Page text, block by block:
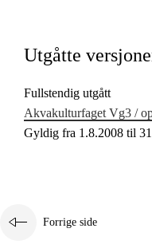
Utgåtte
Fullstendig utgått
Akvakulturfaget Vg3 /
Gyldig fra 1.8.2008 til
Forrige side